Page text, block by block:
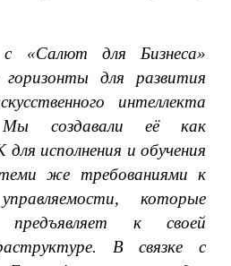
с «Салют для Бизнеса»
для развития
интеллекта
создавали её как
исполнения и обучения
же требованиями к
которые
предъявляет к своей
В связке с